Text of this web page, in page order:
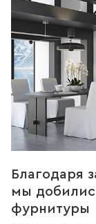
Благодаря
мы
фурнитуры